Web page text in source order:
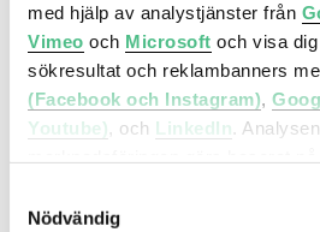
med hjälp av analystjänster från
Vimeo och Microsoft och visa
sökresultat och reklambanners
(Facebook och Instagram),
Youtube), och LinkedIn.
annan information om hur du
Nödvändig
Hallvägen. Centralt läge intill
tunnelbaneuppgången